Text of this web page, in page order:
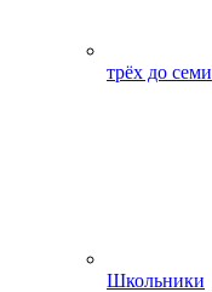
трёх до семи
Школьники